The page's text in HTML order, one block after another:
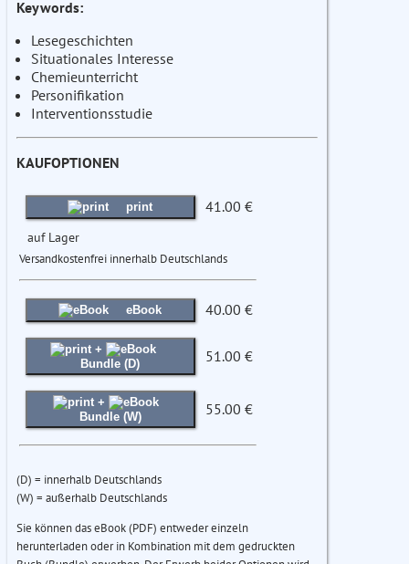
Keywords:
Lesegeschichten
Situationales Interesse
Chemieunterricht
Personifikation
Interventionsstudie
KAUFOPTIONEN
print 41.00 €
auf Lager
Versandkostenfrei innerhalb Deutschlands
eBook 40.00 €
+
Bundle (D)
51.00 €
+
Bundle (W)
55.00 €
(D) = innerhalb Deutschlands
(W) = außerhalb Deutschlands
Sie können das eBook (PDF) entweder einzeln
herunterladen oder in Kombination mit dem gedruckten